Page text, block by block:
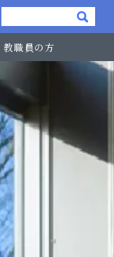
教職員の方